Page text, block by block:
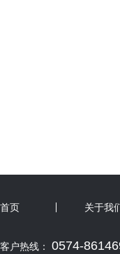
首页 关于我
客户热线： 0574-